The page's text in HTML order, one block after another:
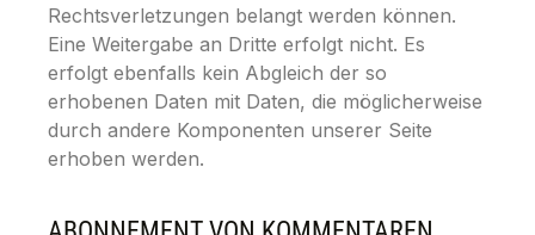
Rechtsverletzungen belangt werden können.
Eine Weitergabe an Dritte erfolgt nicht. Es
erfolgt ebenfalls kein Abgleich der so
erhobenen Daten mit Daten, die möglicherweise
durch andere Komponenten unserer Seite
erhoben werden.